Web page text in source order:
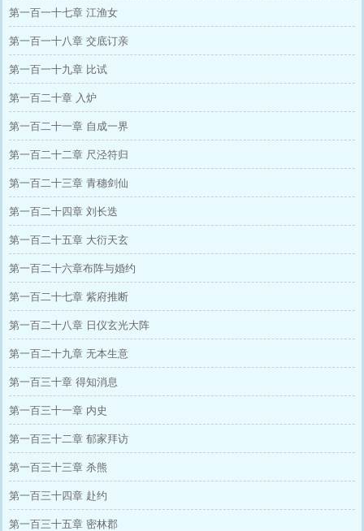
第一百一十七章 江渔女
第一百一十八章 交底订亲
第一百一十九章 比试
第一百二十章 入炉
第一百二十一章 自成一界
第一百二十二章 尺泾符归
第一百二十三章 青穗剑仙
第一百二十四章 刘长迭
第一百二十五章 大衍天玄
第一百二十六章布阵与婚约
第一百二十七章 紫府推断
第一百二十八章 日仪玄光大阵
第一百二十九章 无本生意
第一百三十章 得知消息
第一百三十一章 内史
第一百三十二章 郁家拜访
第一百三十三章 杀熊
第一百三十四章 赴约
第一百三十五章 密林郡